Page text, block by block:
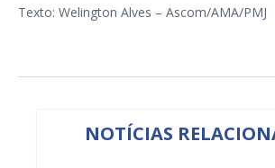
Texto: Welington Alves – Ascom/AMA/PMJ
NOTÍCIAS